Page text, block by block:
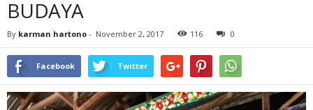
BUDAYA
By karman hartono - November 2, 2017 116 0
Facebook Twitter